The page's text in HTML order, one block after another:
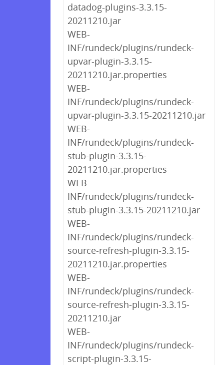
datadog-plugins-3.3.15-
20211210.jar
WEB-
INF/rundeck/plugins/rundeck-
upvar-plugin-3.3.15-
20211210.jar.properties
WEB-
INF/rundeck/plugins/rundeck-
upvar-plugin-3.3.15-20211210.jar
WEB-
INF/rundeck/plugins/rundeck-
stub-plugin-3.3.15-
20211210.jar.properties
WEB-
INF/rundeck/plugins/rundeck-
stub-plugin-3.3.15-20211210.jar
WEB-
INF/rundeck/plugins/rundeck-
source-refresh-plugin-3.3.15-
20211210.jar.properties
WEB-
INF/rundeck/plugins/rundeck-
source-refresh-plugin-3.3.15-
20211210.jar
WEB-
INF/rundeck/plugins/rundeck-
script-plugin-3.3.15-